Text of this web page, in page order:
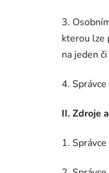
3.
kterou lze
na jeden
4.
II. Zdroje
1.